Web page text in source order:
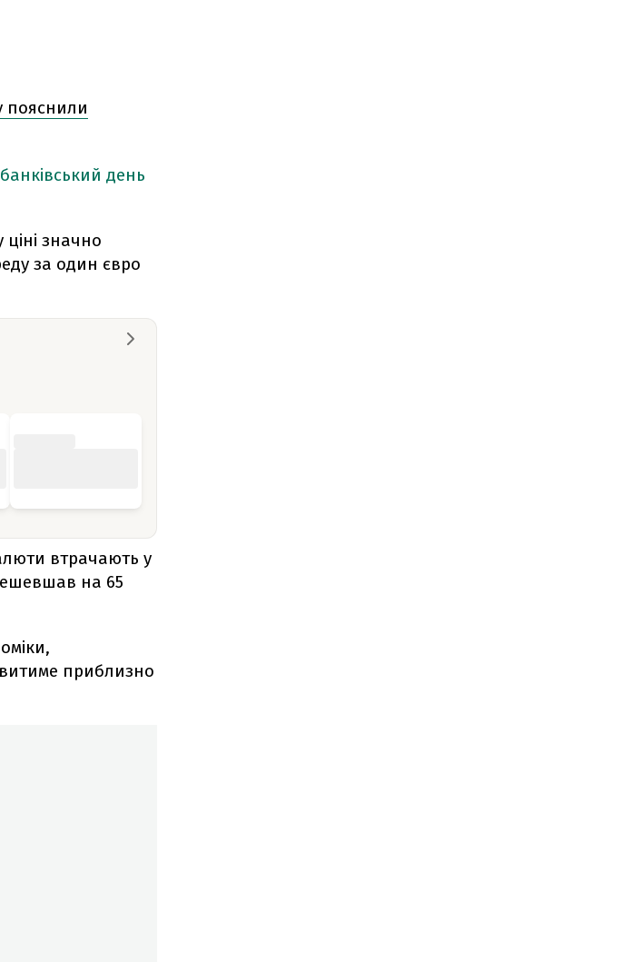
пояснили
день
значно
за один євро
втрачають у
на 65
приблизно